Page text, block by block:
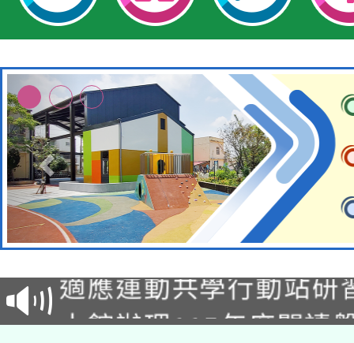
本校115學年度第2次
招甄選結果公告(無人
招)
適應運動共學行動站研
本館辦理115年度閱讀